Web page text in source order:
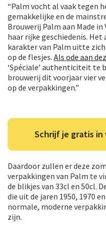
“Palm vocht al vaak tegen
gemakkelijke en de
Brouwerij Palm aan Made
haar rijke geschiedenis.
karakter van Palm uitte
op de flesjes. Als ode aan
‘Spéciale’ authenticiteit te
brouwerij dit voorjaar vier
op de verpakkingen.”
Schrijf je gratis
Daardoor zullen er deze
verpakkingen van Palm te
de blikjes van 33cl en 50cl.
die uit de jaren 1950, 1970
normale, moderne
zijn.